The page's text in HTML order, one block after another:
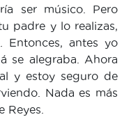
ser músico. Pero
padre y lo realizas,
Entonces, antes yo
se alegraba. Ahora
y estoy seguro de
Nada es más
Reyes.